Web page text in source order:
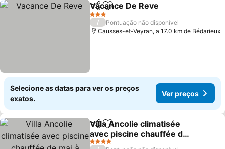
PartilharAdicionar aos favoritos
Vacance De Reve
3 Estrelas
/
Pontuação não disponível
Causses-et-Veyran, a 17.0 km de Bédarieux
Selecione as datas para ver os preços
exatos.
Ver preços
PartilharAdicionar aos favoritos
Villa Ancolie climatisée
avec piscine chauffée de
mai à septembre
4 Estrelas